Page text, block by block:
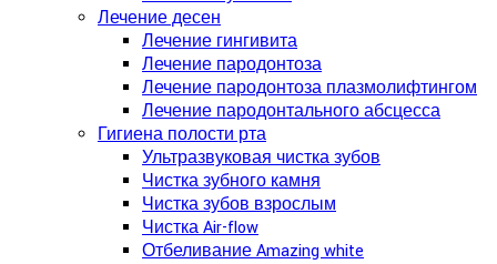
Лечение десен
Лечение гингивита
Лечение пародонтоза
Лечение пародонтоза плазмолифтингом
Лечение пародонтального абсцесса
Гигиена полости рта
Ультразвуковая чистка зубов
Чистка зубного камня
Чистка зубов взрослым
Чистка Air-flow
Отбеливание Amazing white